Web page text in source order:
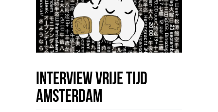
Interview Vrije Tijd
Amsterdam